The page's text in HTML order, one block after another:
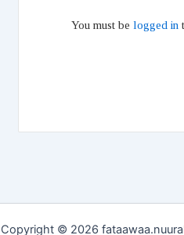
You must belogged in
Copyright © 2026